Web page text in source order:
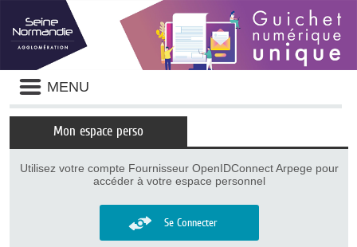
Liste
des
avertissements
MENU
Mon espace perso
Utilisez votre compte Fournisseur OpenIDConnect Arpege pour
accéder à votre espace personnel
Se Connecter
Panneau de gestion des cookies